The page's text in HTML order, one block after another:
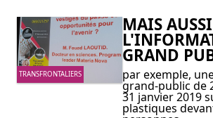
TRANSFRONTALIERS
MAIS AUSSI
GRAND
par exemple,
grand-public de
31 janvier 2019
plastiques